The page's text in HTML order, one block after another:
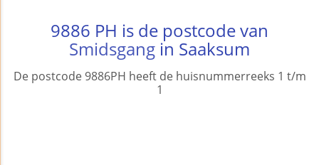
9886 PH is de postcode van
Smidsgang in Saaksum
De postcode 9886PH heeft de huisnummerreeks 1 t/m
1